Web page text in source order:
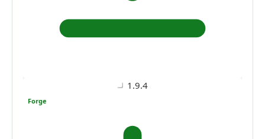
1.9.4
Forge